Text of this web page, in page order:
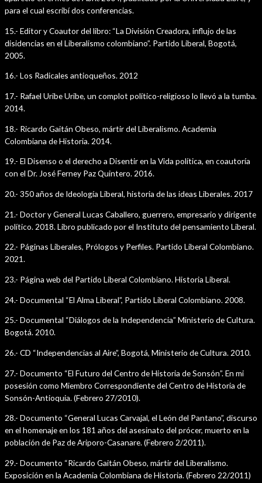
para el cual escribí dos conferencias.
15.- Editor y Coautor del libro: “La División Creadora, influjo de las
disidencias en el Liberalismo colombiano”. Partido Liberal, Bogotá,
2005.
16.- Los Radicales antioqueños. 2012
17.- Rafael Uribe Uribe, un complot político-religioso lo llevó a la tumba.
2014.
18.- Ricardo Gaitán Obeso, mártir del Liberalismo. Academia
Colombiana de Historia. 2014.
19.- El Disenso o el derecho a Disentir en la Vida política, en coautoría
con el Dr. José Ferney Paz Quintero. 2016.
20.- 350 años de Ideología Liberal, historia de las ideas Liberales. 2017
21.- Doctor y General Lucas Caballero, guerrero, empresario y dirigente
político. 2018. Libro publicado por el Instituto del pensamiento Liberal.
22.- Páginas Liberales, Prólogos y Perfiles. Partido Liberal Colombiano.
2021.
23.- Página web del Partido Liberal Colombiano. Historia Liberal.
24.- Documental “El Alma Liberal”, Partido Liberal Colombiano. 2008.
25.- Documental “Diálogos de la Independencia” Ministerio de Cultura.
Bogotá. 2010.
26.- CD “Independencias al Aire”, Bogotá, Ministerio de Cultura. 2010.
27.- Documento “El Futuro del Centro de Historia de Sonsón”. En mi
posesión como Miembro Correspondiente del Centro de Historia de
Sonsón-Antioquia. (Febrero 27/2010).
28.- Documento “General Lucas Carvajal, el León del Pantano”, discurso
en el homenaje en los 181 años del asesinato del prócer, muerto en la
población de Paz de Ariporo-Casanare. (Febrero 2/2011).
29.- Documento “Ricardo Gaitán Obeso, mártir del Liberalismo.
Exposición en la Academia Colombiana de Historia. (Febrero 22/2011)